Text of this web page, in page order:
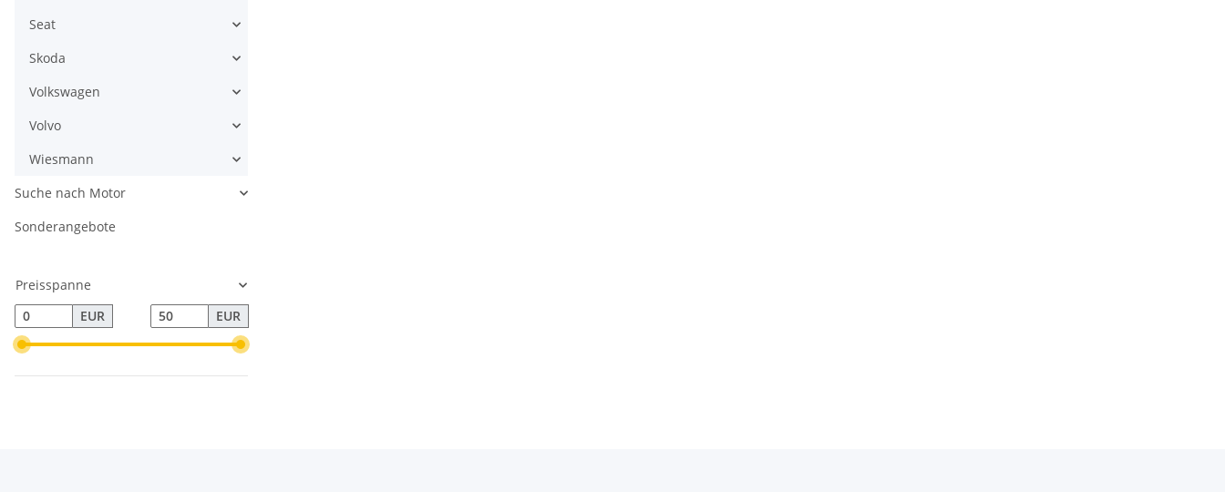
Seat
Skoda
Volkswagen
Volvo
Wiesmann
Suche nach Motor
Sonderangebote
Preisspanne
EUR
EUR